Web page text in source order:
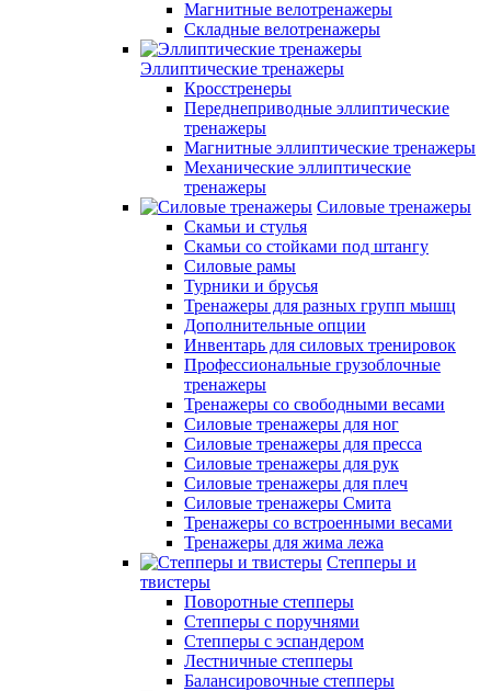
Магнитные велотренажеры
Складные велотренажеры
Эллиптические тренажеры
Кросстренеры
Переднеприводные эллиптические
тренажеры
Магнитные эллиптические тренажеры
Механические эллиптические
тренажеры
Силовые тренажеры
Скамьи и стулья
Скамьи со стойками под штангу
Силовые рамы
Турники и брусья
Тренажеры для разных групп мышц
Дополнительные опции
Инвентарь для силовых тренировок
Профессиональные грузоблочные
тренажеры
Тренажеры со свободными весами
Силовые тренажеры для ног
Силовые тренажеры для пресса
Силовые тренажеры для рук
Силовые тренажеры для плеч
Силовые тренажеры Смита
Тренажеры со встроенными весами
Тренажеры для жима лежа
Степперы и
твистеры
Поворотные степперы
Степперы с поручнями
Степперы с эспандером
Лестничные степперы
Балансировочные степперы